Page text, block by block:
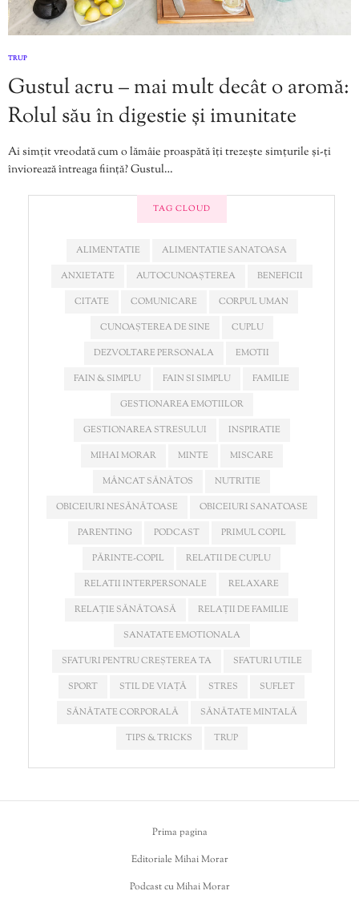
TRUP
Gustul acru – mai mult decât o aromă:
Rolul său în digestie și imunitate
Ai simțit vreodată cum o lămâie proaspătă îți trezește simțurile și-ți
înviorează întreaga ființă? Gustul…
TAG CLOUD
ALIMENTATIE
ALIMENTATIE SANATOASA
ANXIETATE
AUTOCUNOAȘTEREA
BENEFICII
CITATE
COMUNICARE
CORPUL UMAN
CUNOAȘTEREA DE SINE
CUPLU
DEZVOLTARE PERSONALA
EMOTII
FAIN & SIMPLU
FAIN SI SIMPLU
FAMILIE
GESTIONAREA EMOTIILOR
GESTIONAREA STRESULUI
INSPIRATIE
MIHAI MORAR
MINTE
MISCARE
MÂNCAT SĂNĂTOS
NUTRITIE
OBICEIURI NESĂNĂTOASE
OBICEIURI SANATOASE
PARENTING
PODCAST
PRIMUL COPIL
PĂRINTE-COPIL
RELATII DE CUPLU
RELATII INTERPERSONALE
RELAXARE
RELAȚIE SĂNĂTOASĂ
RELAȚII DE FAMILIE
SANATATE EMOTIONALA
SFATURI PENTRU CREȘTEREA TA
SFATURI UTILE
SPORT
STIL DE VIAȚĂ STRES
SUFLET
SĂNĂTATE CORPORALĂ
SĂNĂTATE MINTALĂ
TIPS & TRICKS
TRUP
Prima pagina
Editoriale Mihai Morar
Podcast cu Mihai Morar